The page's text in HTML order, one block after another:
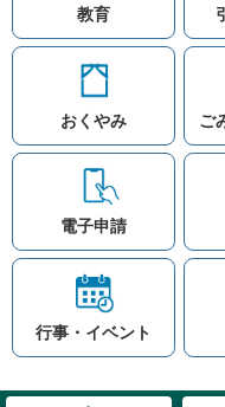
知りたい情報を検索
注目ワード
公共交通
入札
高齢者福祉
教育
おくやみ ご
電子申請
行事・イベント
お問い合わせ
このホームページ
プライバシーポリシ